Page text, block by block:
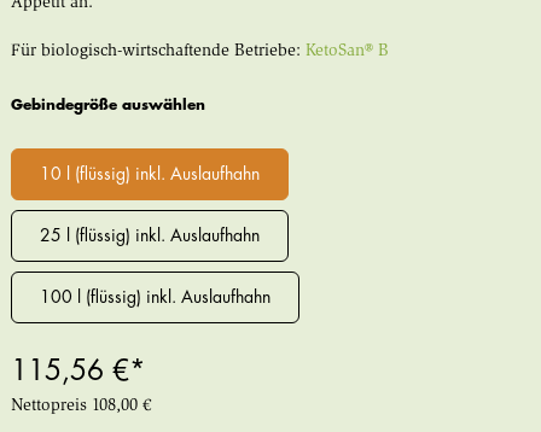
Appetit an.
Für biologisch-wirtschaftende Betriebe: KetoSan® B
Gebindegröße auswählen
10 l (flüssig) inkl. Auslaufhahn
25 l (flüssig) inkl. Auslaufhahn
100 l (flüssig) inkl. Auslaufhahn
115,56 €*
Nettopreis 108,00 €